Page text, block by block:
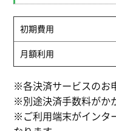
初期費用
月額利用
※各決済サービスのお
※別途決済手数料がか
※ご利用端末がインタ